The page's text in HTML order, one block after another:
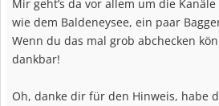
Mir geht’s da vor allem um die
wie dem Baldeneysee, ein paar
Wenn du das mal grob abchecken
dankbar!
Oh, danke dir für den Hinweis, habe